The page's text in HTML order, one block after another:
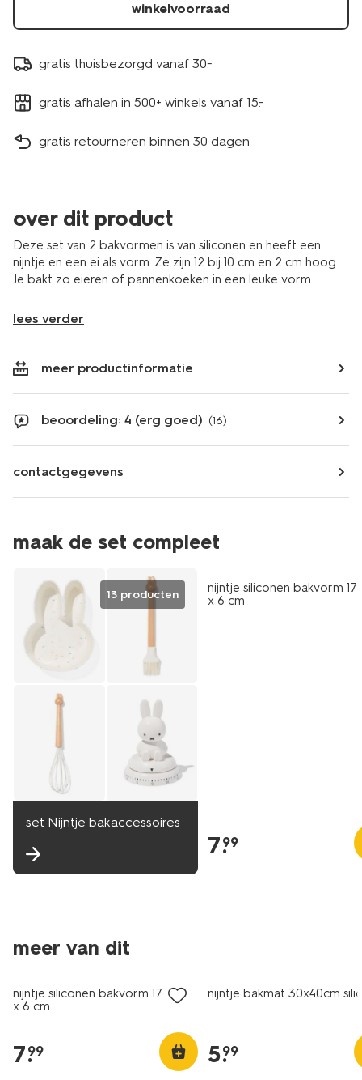
winkelvoorraad
gratis thuisbezorgd vanaf 30.-
gratis afhalen in 500+ winkels vanaf 15.-
gratis retourneren binnen 30 dagen
over dit product
Deze set van 2 bakvormen is van siliconen en heeft een
nijntje en een ei als vorm. Ze zijn 12 bij 10 cm en 2 cm hoog.
Je bakt zo eieren of pannenkoeken in een leuke vorm.
lees verder
meer productinformatie
beoordeling: 4 (erg goed) (16)
contactgegevens
maak de set compleet
13 producten
set Nijntje bakaccessoires
nijntje siliconen bakvorm 17
x 6 cm
7.
99
meer van dit
nijntje siliconen bakvorm 17 x 23
x 6 cm
7.
99
nijntje bakmat 30x40cm
5.
99